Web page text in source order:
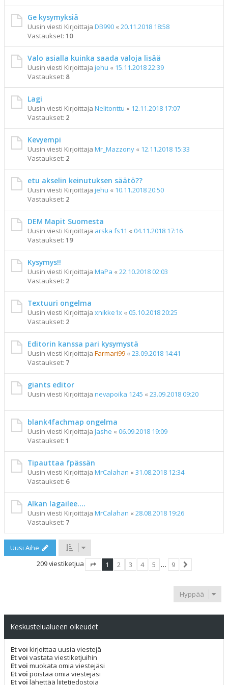
Ge kysymyksiä
Uusin viesti Kirjoittaja DB990 « 20.11.2018 18:58
Vastaukset: 10
Valo asialla kuinka saada valoja lisää
Uusin viesti Kirjoittaja jehu « 15.11.2018 22:39
Vastaukset: 8
Lagi
Uusin viesti Kirjoittaja Nelitonttu « 12.11.2018 17:07
Vastaukset: 2
Kevyempi
Uusin viesti Kirjoittaja Mr_Mazzony « 12.11.2018 15:33
Vastaukset: 2
etu akselin keinutuksen säätö??
Uusin viesti Kirjoittaja jehu « 10.11.2018 20:50
Vastaukset: 2
DEM Mapit Suomesta
Uusin viesti Kirjoittaja arska fs11 « 04.11.2018 17:16
Vastaukset: 19
Kysymys!!
Uusin viesti Kirjoittaja MaPa « 22.10.2018 02:03
Vastaukset: 2
Textuuri ongelma
Uusin viesti Kirjoittaja xnikke1x « 05.10.2018 20:25
Vastaukset: 2
Editorin kanssa pari kysymystä
Uusin viesti Kirjoittaja Farmari99 « 23.09.2018 14:41
Vastaukset: 7
giants editor
Uusin viesti Kirjoittaja nevapoika 1245 « 23.09.2018 09:20
blank4fachmap ongelma
Uusin viesti Kirjoittaja Jashe « 06.09.2018 19:09
Vastaukset: 1
Tipauttaa fpässän
Uusin viesti Kirjoittaja MrCalahan « 31.08.2018 12:34
Vastaukset: 6
Alkan lagailee....
Uusin viesti Kirjoittaja MrCalahan « 28.08.2018 19:26
Vastaukset: 7
Uusi Aihe
209 viestiketjua
1 2 3 4 5 …
9
Hyppää
Keskustelualueen oikeudet
Et voi kirjoittaa uusia viestejä
Et voi vastata viestiketjuihin
Et voi muokata omia viestejäsi
Et voi poistaa omia viestejäsi
Et voi lähettää liitetiedostoja